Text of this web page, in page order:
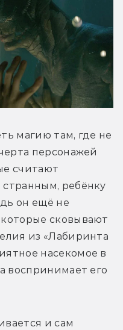
магию там, где не
персонажей
считают
ребёнку
он ещё не
сковывают
из «Лабиринта
насекомое в
воспринимает его
и сам